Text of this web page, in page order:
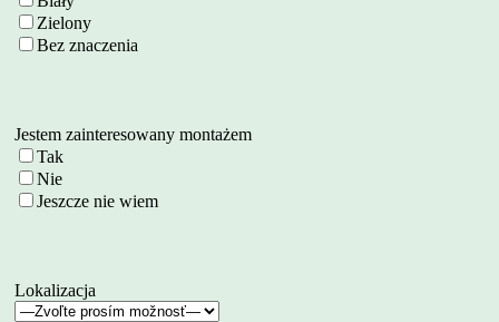
Zielony
Bez znaczenia
Jestem zainteresowany montażem
Tak
Nie
Jeszcze nie wiem
Lokalizacja